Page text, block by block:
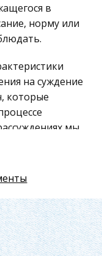
учений
в
норму или
на суждение
которые
мы
значит,
в споре,
людей
и